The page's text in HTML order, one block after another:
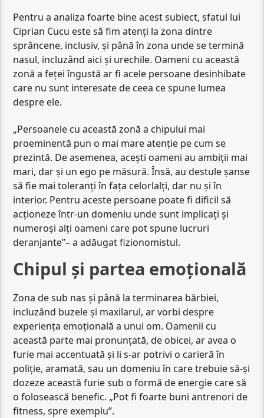
Pentru a analiza foarte bine acest subiect, sfatul lui
Ciprian Cucu este să fim atenți la zona dintre
sprâncene, inclusiv, și până în zona unde se termină
nasul, incluzând aici și urechile. Oameni cu această
zonă a feței îngustă ar fi acele persoane desinhibate
care nu sunt interesate de ceea ce spune lumea
despre ele.
„Persoanele cu această zonă a chipului mai
proeminentă pun o mai mare atenție pe cum se
prezintă. De asemenea, acești oameni au ambiții mai
mari, dar și un ego pe măsură. Însă, au destule șanse
să fie mai toleranți în fața celorlalți, dar nu și în
interior. Pentru aceste persoane poate fi dificil să
acționeze într-un domeniu unde sunt implicați și
numeroși alți oameni care pot spune lucruri
deranjante”– a adăugat fizionomistul.
Chipul și partea emoțională
Zona de sub nas și până la terminarea bărbiei,
incluzând buzele și maxilarul, ar vorbi despre
experiența emoțională a unui om. Oamenii cu
această parte mai pronunțată, de obicei, ar avea o
furie mai accentuată și li s-ar potrivi o carieră în
poliție, aramată, sau un domeniu în care trebuie să-și
dozeze această furie sub o formă de energie care să
o folosească benefic. „Pot fi foarte buni antrenori de
fitness, spre exemplu”.